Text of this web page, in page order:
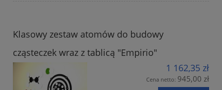
Klasowy zestaw atomów do budowy
cząsteczek wraz z tablicą "Empirio"
1 162,35 zł
Cena netto: 945,00 zł